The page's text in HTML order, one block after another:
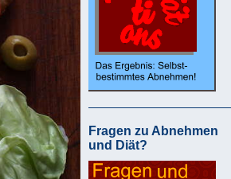
Fragen zu Abnehmen
und Diät?